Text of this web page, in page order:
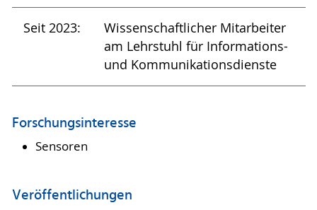
Seit 2023:
Wissenschaftlicher Mitarbeiter
am Lehrstuhl für Informations-
und Kommunikationsdienste
Forschungsinteresse
Sensoren
Veröffentlichungen